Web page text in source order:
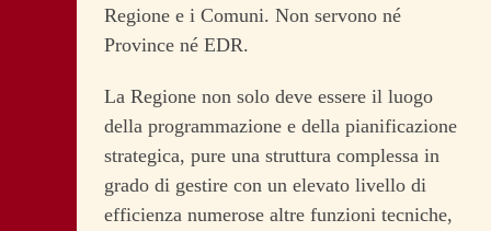
Regione e i Comuni. Non servono né
Province né EDR.
La Regione non solo deve essere il luogo
della programmazione e della pianificazione
strategica, pure una struttura complessa in
grado di gestire con un elevato livello di
efficienza numerose altre funzioni tecniche,